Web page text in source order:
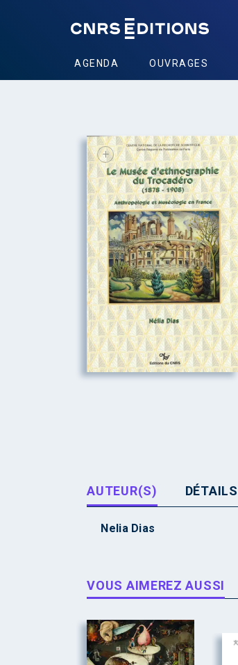
AGENDA OUVRAGES
+
AUTEUR(S) DÉTAILS
Nelia Dias
VOUS AIMEREZ AUSSI